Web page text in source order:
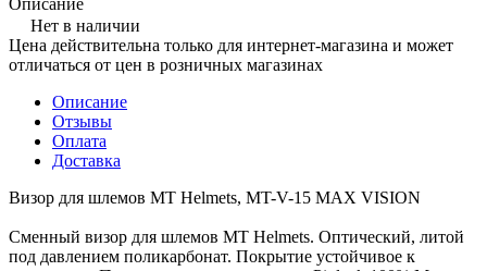
Нет в наличии
Цена действительна только для интернет-магазина и может
отличаться от цен в розничных магазинах
Описание
Отзывы
Оплата
Доставка
Визор для шлемов МТ Helmets, MT-V-15 MAX VISION
Сменный визор для шлемов MT Helmets. Оптический, литой
под давлением поликарбонат. Покрытие устойчивое к